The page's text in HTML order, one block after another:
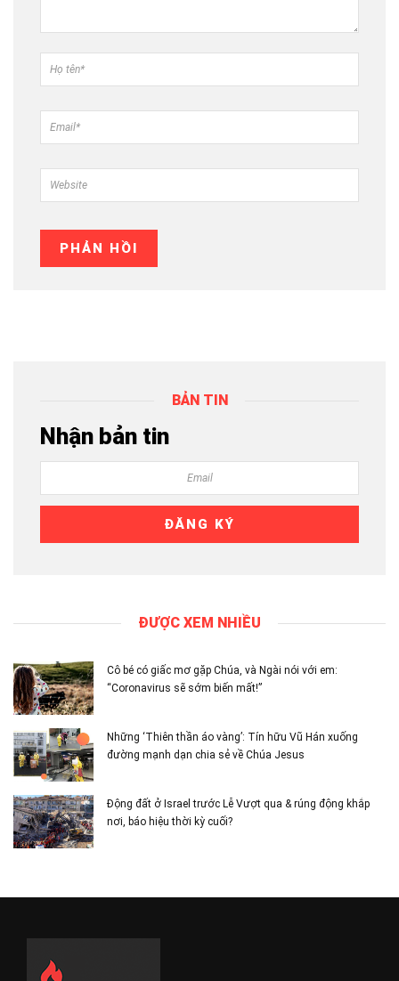
BẢN TIN
Nhận bản tin
ĐƯỢC XEM NHIỀU
Cô bé có giấc mơ gặp Chúa, và Ngài nói với em:
“Coronavirus sẽ sớm biến mất!”
Những ‘Thiên thần áo vàng’: Tín hữu Vũ Hán xuống
đường mạnh dạn chia sẻ về Chúa Jesus
Động đất ở Israel trước Lễ Vượt qua & rúng động khắp
nơi, báo hiệu thời kỳ cuối?